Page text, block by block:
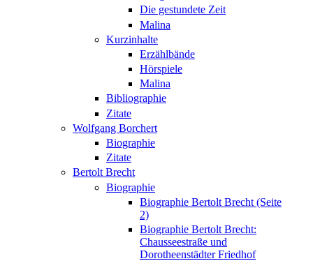
Die gestundete Zeit
Malina
Kurzinhalte
Erzählbände
Hörspiele
Malina
Bibliographie
Zitate
Wolfgang Borchert
Biographie
Zitate
Bertolt Brecht
Biographie
Biographie Bertolt Brecht (Seite
2)
Biographie Bertolt Brecht:
Chausseestraße und
Dorotheenstädter Friedhof